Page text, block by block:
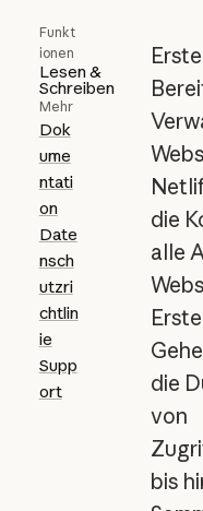
Funkt
ionen
Lesen &
Schreiben
Mehr
Dok
ume
ntati
on
Date
nsch
utzri
chtlin
ie
Supp
ort
die
alle
die
von
bis